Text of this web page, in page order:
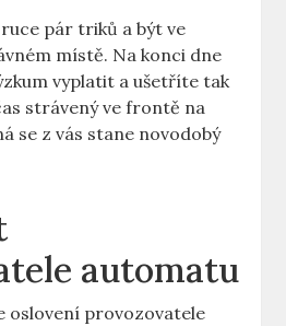
pár triků a být ve
místě. Na konci dne
vyplatit a ušetříte tak
strávený ve frontě na
se z vás stane novodobý
automatu
oslovení provozovatele